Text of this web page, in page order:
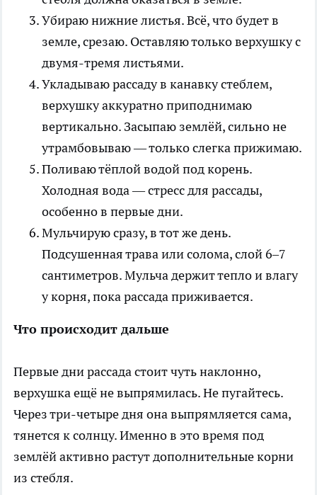
Убираю нижние листья. Всё, что будет в
земле, срезаю. Оставляю только верхушку с
двумя-тремя листьями.
Укладываю рассаду в канавку стеблем,
верхушку аккуратно приподнимаю
вертикально. Засыпаю землёй, сильно не
утрамбовываю — только слегка прижимаю.
Поливаю тёплой водой под корень.
Холодная вода — стресс для рассады,
особенно в первые дни.
Мульчирую сразу, в тот же день.
Подсушенная трава или солома, слой 6–7
сантиметров. Мульча держит тепло и влагу
у корня, пока рассада приживается.
Что происходит дальше
Первые дни рассада стоит чуть наклонно,
верхушка ещё не выпрямилась. Не пугайтесь.
Через три-четыре дня она выпрямляется сама,
тянется к солнцу. Именно в это время под
землёй активно растут дополнительные корни
из стебля.